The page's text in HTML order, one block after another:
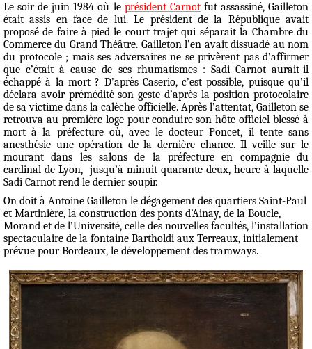
Le soir de juin 1984 où le président Carnotfut assassiné, Gailleton
était assis en face de lui. Le président de la République avait
proposé de faire à pied le court trajet qui séparait la Chambre du
Commerce du Grand Théâtre. Gailleton l’en avait dissuadé au nom
du protocole ; mais ses adversaires ne se privèrent pas d’affirmer
que c’était à cause de ses rhumatismes : Sadi Carnot aurait-il
échappé à la mort ? D’après Caserio, c’est possible, puisque qu’il
déclara avoir prémédité son geste d’après la position protocolaire
de sa victime dans la calèche officielle. Après l’attentat, Gailleton se
retrouva au première loge pour conduire son hôte officiel blessé à
mort à la préfecture où, avec le docteur Poncet, il tente sans
anesthésie une opération de la dernière chance. Il veille sur le
mourant dans les salons de la préfecture en compagnie du
cardinal de Lyon, jusqu’à minuit quarante deux, heure à laquelle
Sadi Carnot rend le dernier soupir.
On doit à Antoine Gailleton le dégagement des quartiers Saint-Paul
et Martinière, la construction des ponts d’Ainay, de la Boucle,
Morand et de l’Université, celle des nouvelles facultés, l’installation
spectaculaire de la fontaine Bartholdi aux Terreaux, initialement
prévue pour Bordeaux, le développement des tramways.